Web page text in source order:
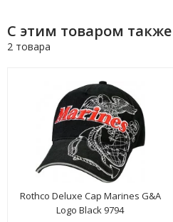
С этим товаром
2 товара
Rothco Deluxe Cap Marines G&A
Logo Black 9794